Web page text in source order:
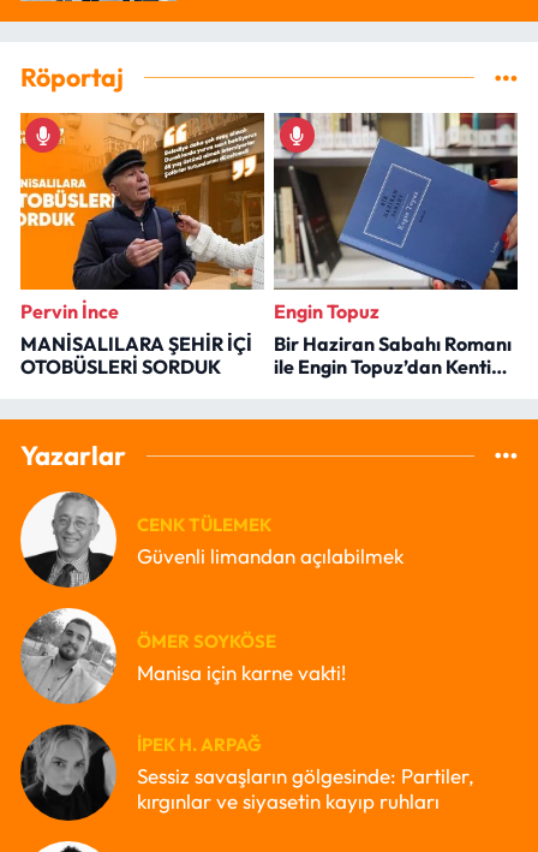
Röportaj
Pervin İnce
MANİSALILARA ŞEHİR İÇİ
OTOBÜSLERİ SORDUK
Engin Topuz
Bir Haziran Sabahı Romanı
ile Engin Topuz’dan Kenti
Yazarlar
CENK TÜLEMEK
Güvenli limandan açılabilmek
ÖMER SOYKÖSE
Manisa için karne vakti!
İPEK H. ARPAĞ
Sessiz savaşların gölgesinde: Partiler,
kırgınlar ve siyasetin kayıp ruhları